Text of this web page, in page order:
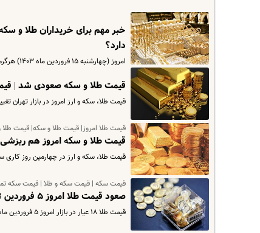
دارد؟
امروز (چهارشنبه ۱۵ فروردین ماه ۱۴۰۳) هرگرم طلا ۱۸ عیار با ۵۱ هزار و ۷۰۰ تومان افزایش به ۳ میلیون و ۴۹۰ هزار و ۵۰۰…
قیمت طلا و سکه صعودی شد |
قیمت طلا، سکه و ارز امروز در بازار تهران
قیمت طلا امروز| قیمت طلا و سکه| قیمت طلا
قیمت طلا و سکه امروز هم ریزشی
قیمت طلا، سکه و ارز در چهارمین روز کاری سال ۱۴۰۳
قیمت سکه | قیمت سکه و طلا | قیمت سکه
صعود قیمت طلا امروز ۵ فروردین 1403 | جدیدترین قیمت سکه و طلا در بازار + جدول
قیمت طلا ۱۸ عیار در بازار امروز ۵ فروردین ماه را بخوانید.